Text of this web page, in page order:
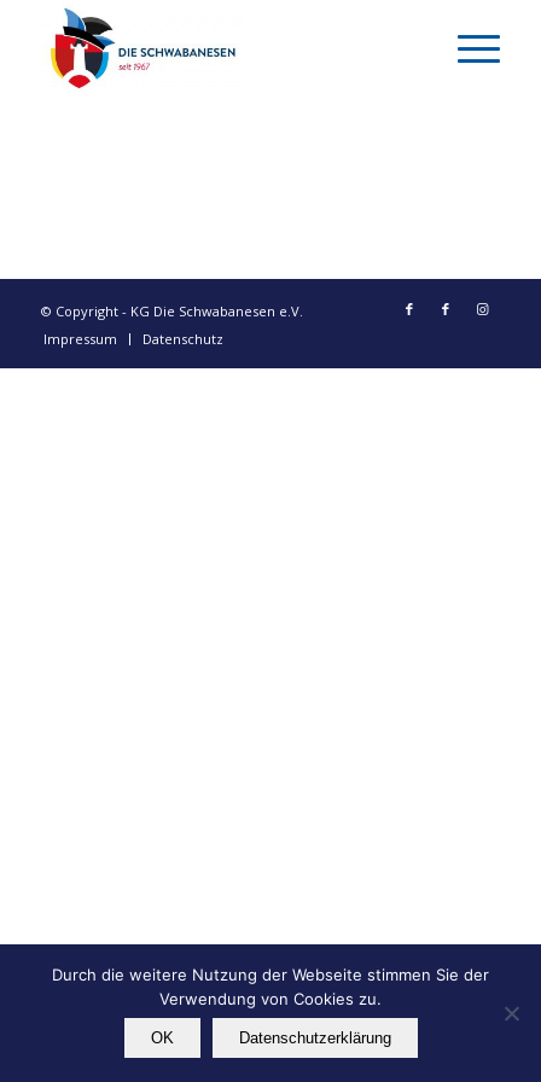
© Copyright - KG Die Schwabanesen e.V.
Impressum
Datenschutz
Durch die weitere Nutzung der Webseite stimmen Sie der
Verwendung von Cookies zu.
OK Datenschutzerklärung